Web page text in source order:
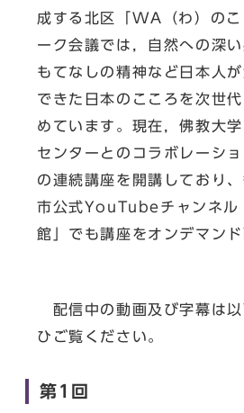
成する北区「WA（わ）の
ーク会議では，自然への深
もてなしの精神など日本人
できた日本のこころを次世
めています。現在，佛教大
センターとのコラボレーシ
の連続講座を開講しており
市公式YouTubeチャンネル
館」でも講座をオンデマンド
配信中の動画及び字幕は
ひご覧ください。
第1回